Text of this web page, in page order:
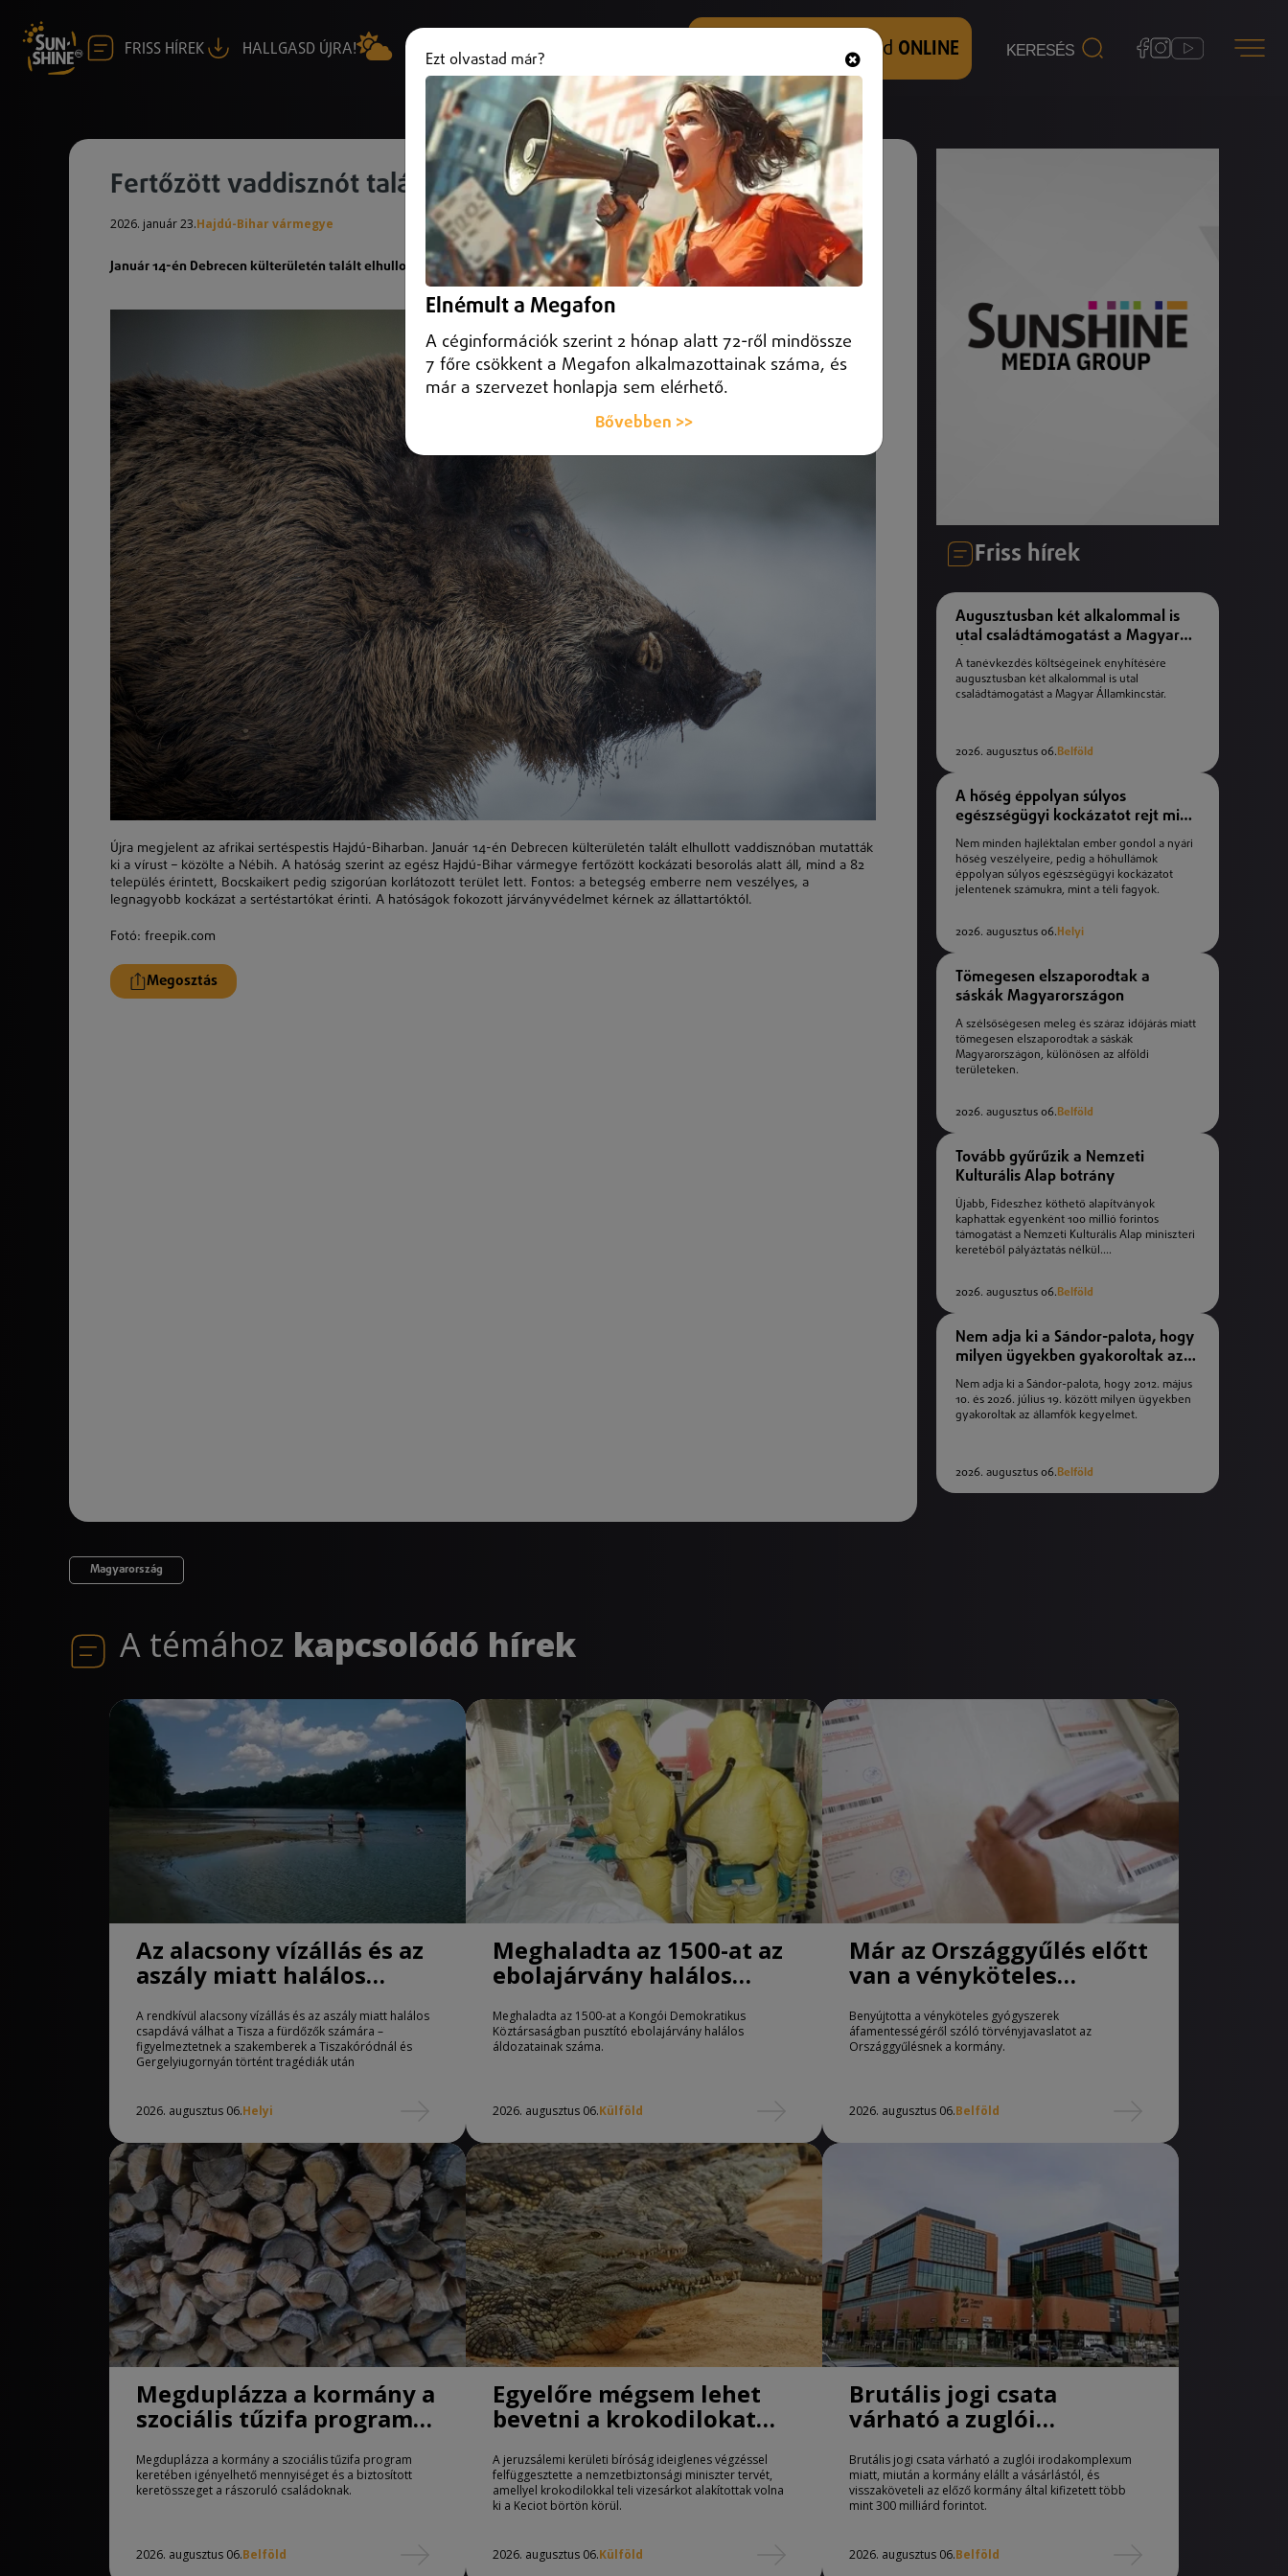
FRISS HÍREK HALLGASD ÚJRA! +36 (20) 316 3000 Hallgasd és nézd ONLINE
Fertőzött vaddisznót találtak Hajdú-Biharban
2026. január 23.Hajdú-Bihar vármegye
Január 14-én Debrecen külterületén talált elhullott vaddisznóban mutatták ki a vírust – közölte a Nébih.
Újra megjelent az afrikai sertéspestis Hajdú-Biharban. Január 14-én Debrecen külterületén talált elhullott vaddisznóban mutatták
ki a vírust – közölte a Nébih. A hatóság szerint az egész Hajdú-Bihar vármegye fertőzött kockázati besorolás alatt áll, mind a 82
település érintett, Bocskaikert pedig szigorúan korlátozott terület lett. Fontos: a betegség emberre nem veszélyes, a
legnagyobb kockázat a sertéstartókat érinti. A hatóságok fokozott járványvédelmet kérnek az állattartóktól.
Fotó: freepik.com
Megosztás
Friss hírek
Augusztusban két alkalommal is
utal családtámogatást a Magyar
Államkincstár
A tanévkezdés költségeinek enyhítésére
augusztusban két alkalommal is utal
családtámogatást a Magyar Államkincstár.
2026. augusztus 06.Belföld
A hőség éppolyan súlyos
egészségügyi kockázatot rejt mint
a téli fagyok
Nem minden hajléktalan ember gondol a nyári
hőség veszélyeire, pedig a hőhullámok
éppolyan súlyos egészségügyi kockázatot
jelentenek számukra, mint a téli fagyok.
2026. augusztus 06. Helyi
Tömegesen elszaporodtak a
sáskák Magyarországon
A szélsőségesen meleg és száraz időjárás miatt
tömegesen elszaporodtak a sáskák
Magyarországon, különösen az alföldi
területeken.
2026. augusztus 06.Belföld
Tovább gyűrűzik a Nemzeti
Kulturális Alap botrány
Újabb, Fideszhez köthető alapítványok
kaphattak egyenként 100 millió forintos
támogatást a Nemzeti Kulturális Alap miniszteri
keretéből pályáztatás nélkül....
2026. augusztus 06.Belföld
Nem adja ki a Sándor-palota, hogy
milyen ügyekben gyakoroltak az
államfők kegyelmet
Nem adja ki a Sándor-palota, hogy 2012. május
10. és 2026. július 19. között milyen ügyekben
gyakoroltak az államfők kegyelmet.
2026. augusztus 06.Belföld
Magyarország
A témához kapcsolódó hírek
Az alacsony vízállás és az
aszály miatt halálos
csapdává válhat a Tisza
A rendkívül alacsony vízállás és az aszály miatt halálos
csapdává válhat a Tisza a fürdőzők számára –
figyelmeztetnek a szakemberek a Tiszakóródnál és
Gergelyiugornyán történt tragédiák után
2026. augusztus 06.Helyi
Meghaladta az 1500-at az
ebolajárvány halálos
áldozatainak száma
Meghaladta az 1500-at a Kongói Demokratikus
Köztársaságban pusztító ebolajárvány halálos
áldozatainak száma.
2026. augusztus 06.Külföld
Már az Országgyűlés előtt
van a vényköteles
gyógyszerek
áfamentességéről szóló
törvényjavaslat
Benyújtotta a vényköteles gyógyszerek
áfamentességéről szóló törvényjavaslatot az
Országgyűlésnek a kormány.
2026. augusztus 06.Belföld
Megduplázza a kormány a
szociális tűzifa program
keretében igényelhető
mennyiséget
Megduplázza a kormány a szociális tűzifa program
keretében igényelhető mennyiséget és a biztosított
keretösszeget a rászoruló családoknak.
2026. augusztus 06.Belföld
Egyelőre mégsem lehet
bevetni a krokodilokat
A jeruzsálemi kerületi bíróság ideiglenes végzéssel
felfüggesztette a nemzetbiztonsági miniszter tervét,
amellyel krokodilokkal teli vizesárkot alakítottak volna
ki a Keciot börtön körül.
2026. augusztus 06.Külföld
Brutális jogi csata
várható a zuglói
irodakomplexum miatt
Brutális jogi csata várható a zuglói irodakomplexum
miatt, miután a kormány elállt a vásárlástól, és
visszaköveteli az előző kormány által kifizetett több
mint 300 milliárd forintot.
2026. augusztus 06.Belföld
Ezt olvastad már?
Elnémult a Megafon
A céginformációk szerint 2 hónap alatt 72-ről mindössze
7 főre csökkent a Megafon alkalmazottainak száma, és
már a szervezet honlapja sem elérhető.
Bővebben >>